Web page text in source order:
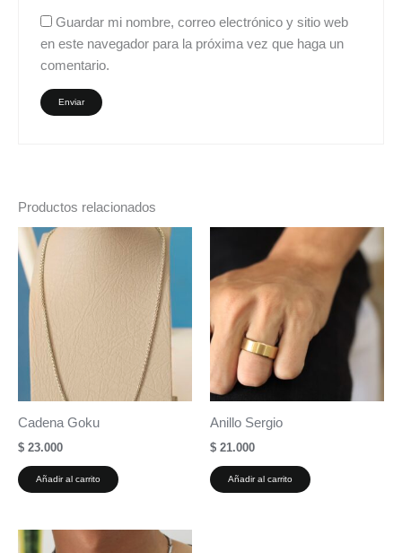
Guardar mi nombre, correo electrónico y sitio web
en este navegador para la próxima vez que haga un
comentario.
Productos relacionados
Cadena Goku
$ 23.000
Añadir al carrito
Anillo Sergio
$ 21.000
Añadir al carrito